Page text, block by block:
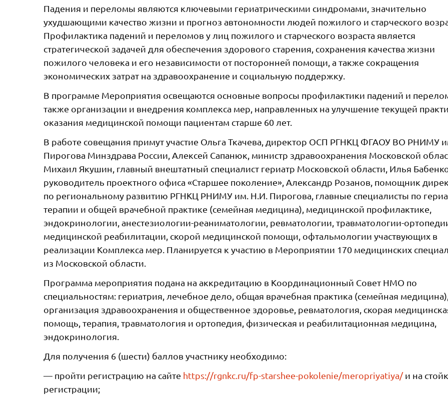
Падения и переломы являются ключевыми гериатрическими синдромами, значительно
ухудшающими качество жизни и прогноз автономности людей пожилого и старческого
Профилактика падений и переломов у лиц пожилого и старческого возраста является
стратегической задачей для обеспечения здорового старения, сохранения качества жизни
пожилого человека и его независимости от посторонней помощи, а также сокращения
экономических затрат на здравоохранение и социальную поддержку.
В программе Мероприятия освещаются основные вопросы профилактики падений и
также организации и внедрения комплекса мер, направленных на улучшение текущей
оказания медицинской помощи пациентам старше 60 лет.
В работе совещания примут участие Ольга Ткачева, директор ОСП РГНКЦ ФГАОУ ВО РНИМУ
Пирогова Минздрава России, Алексей Сапанюк, министр здравоохранения Московской
Михаил Якушин, главный внештатный специалист гериатр Московской области, Илья
руководитель проектного офиса «Старшее поколение», Александр Розанов, помощник
по региональному развитию РГНКЦ РНИМУ им. Н.И. Пирогова, главные специалисты по
терапии и общей врачебной практике (семейная медицина), медицинской профилактике,
эндокринологии, анестезиологии-реаниматологии, ревматологии, травматологии-
медицинской реабилитации, скорой медицинской помощи, офтальмологии участвующих в
реализации Комплекса мер. Планируется к участию в Мероприятии 170 медицинских
из Московской области.
Программа мероприятия подана на аккредитацию в Координационный Совет НМО по
специальностям: гериатрия, лечебное дело, общая врачебная практика (семейная медицина),
организация здравоохранения и общественное здоровье, ревматология, скорая
помощь, терапия, травматология и ортопедия, физическая и реабилитационная медицина,
эндокринология.
Для получения 6 (шести) баллов участнику необходимо:
— пройти регистрацию на сайте https://rgnkc.ru/fp-starshee-pokolenie/meropriyatiya/и на
регистрации;